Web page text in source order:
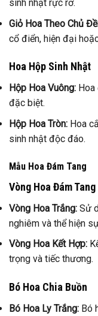
sinh nhật rực rỡ.
Giỏ Hoa Theo Chủ
cổ điển, hiện đại
Hoa Hộp Sinh Nhật
Hộp Hoa Vuông:
đặc biệt.
Hộp Hoa Tròn: Hoa
sinh nhật độc đáo.
Mẫu Hoa Đám Tang
Vòng Hoa Đám Tang
Vòng Hoa Trắng: Sử
nghiêm và thể hiện
Vòng Hoa Kết Hợp:
trọng và tiếc thương.
Bó Hoa Chia Buồn
Bó Hoa Ly Trắng: Bó